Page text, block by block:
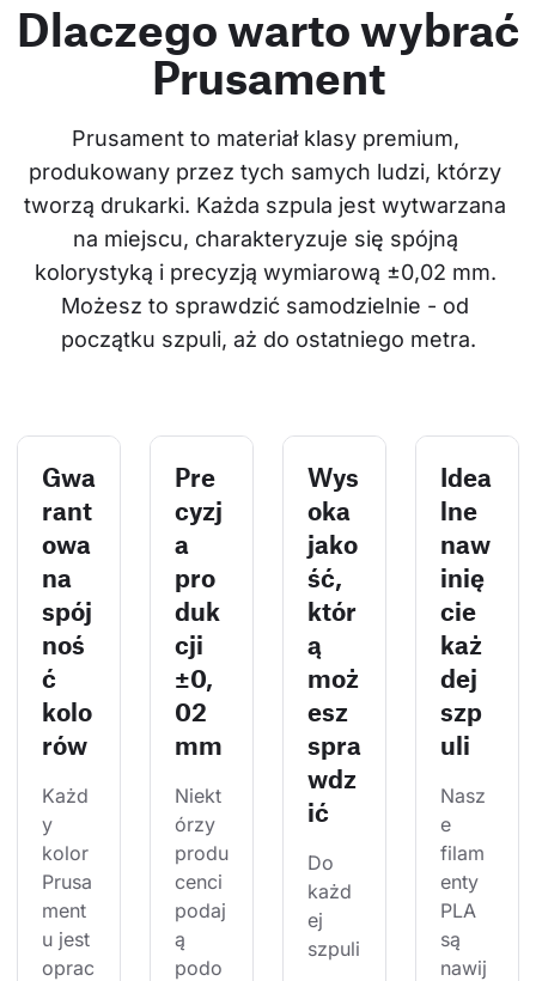
Dlaczego warto wybrać
Prusament
Prusament to materiał klasy premium,
produkowany przez tych samych ludzi, którzy
tworzą drukarki. Każda szpula jest wytwarzana
na miejscu, charakteryzuje się spójną
kolorystyką i precyzją wymiarową ±0,02 mm.
Możesz to sprawdzić samodzielnie - od
początku szpuli, aż do ostatniego metra.
Gwa
rant
owa
na
spój
noś
ć
kolo
rów
Każd
y
kolor
Prusa
ment
u jest
oprac
Pre
cyzj
a
pro
duk
cji
±0,
02
mm
Niekt
órzy
produ
cenci
podaj
ą
podo
Wys
oka
jako
ść,
któr
ą
moż
esz
spra
wdz
ić
Do
każd
ej
szpuli
Idea
lne
naw
inię
cie
każ
dej
szp
uli
Nasz
e
filam
enty
PLA
są
nawij